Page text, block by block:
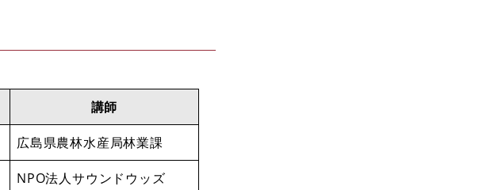
講師
広島県農林水産局林業課
NPO法人サウンドウッズ